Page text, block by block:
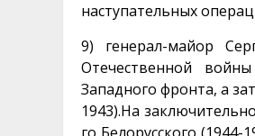
наступательных
9) генерал-майор
Отечественной
Западного фронта, а
1943).На